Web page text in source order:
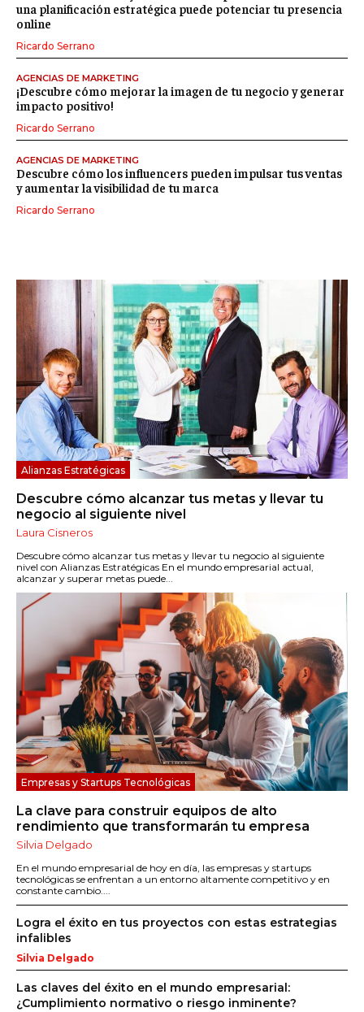
Alianzas Estratégicas
Descubre cómo alcanzar tus metas y llevar tu
negocio al siguiente nivel
Laura Cisneros
Descubre cómo alcanzar tus metas y llevar tu negocio al siguiente
nivel con Alianzas Estratégicas En el mundo empresarial actual,
alcanzar y superar metas puede...
Empresas y Startups Tecnológicas
La clave para construir equipos de alto
rendimiento que transformarán tu empresa
Silvia Delgado
En el mundo empresarial de hoy en día, las empresas y startups
tecnológicas se enfrentan a un entorno altamente competitivo y en
constante cambio....
Logra el éxito en tus proyectos con estas estrategias
infalibles
Silvia Delgado
Las claves del éxito en el mundo empresarial:
¿Cumplimiento normativo o riesgo inminente?
una planificación estratégica puede potenciar tu presencia
online
Ricardo Serrano
AGENCIAS DE MARKETING
¡Descubre cómo mejorar la imagen de tu negocio y generar
impacto positivo!
Ricardo Serrano
AGENCIAS DE MARKETING
Descubre cómo los influencers pueden impulsar tus ventas
y aumentar la visibilidad de tu marca
Ricardo Serrano